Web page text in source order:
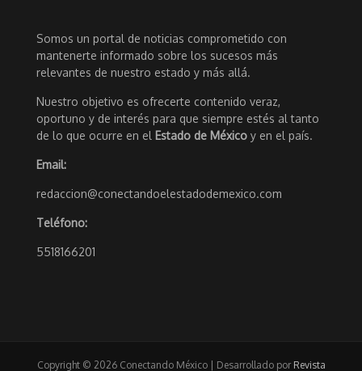
Somos un portal de noticias comprometido con
mantenerte informado sobre los sucesos más
relevantes de nuestro estado y más allá.
Nuestro objetivo es ofrecerte contenido veraz,
oportuno y de interés para que siempre estés al tanto
de lo que ocurre en el Estado de México y en el país.
Email:
redaccion@conectandoelestadodemexico.com
Teléfono:
5518166201
Copyright © 2026 Conectando México | Desarrollado por Revista